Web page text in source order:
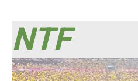
NTF